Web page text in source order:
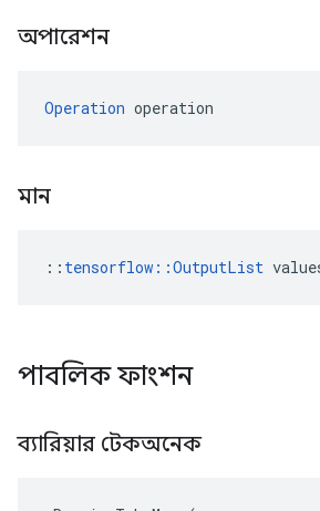
অপারেশন
Operation operation
মান
:: tensorflow::OutputList
পাবলিক ফাংশন
ব্যারিয়ার টেকঅনেক